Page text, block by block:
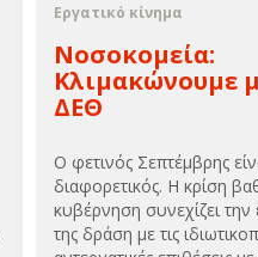
Εργατικό κίνημα
Νοσοκομεία:
Κλιμακώνουμε
ΔΕΘ
O φετινός Σεπτέμβρης
διαφορετικός. Η κρίση
κυβέρνηση συνεχίζει την
της δράση με τις